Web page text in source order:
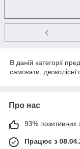
В даній категорії
самокати, двоколісні
Про нас
93% позитивних з
Працює з